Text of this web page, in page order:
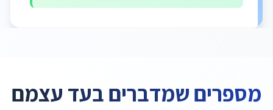
מספרים שמדברים בעד עצמם